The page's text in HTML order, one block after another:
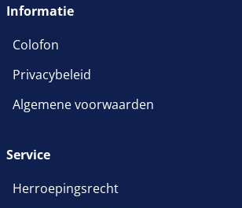
Informatie
Colofon
Privacybeleid
Algemene voorwaarden
Service
Herroepingsrecht